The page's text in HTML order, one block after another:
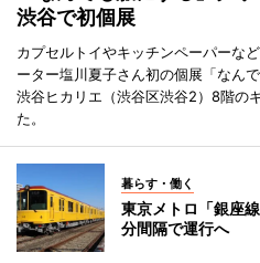
渋谷で初個展
カプセルトイやキッチンペーパーな
ーター塩川夏子さん初の個展「なん
渋谷ヒカリエ（渋谷区渋谷2）8階の
た。
暮らす・働く
東京メトロ「銀座
分間隔で運行へ